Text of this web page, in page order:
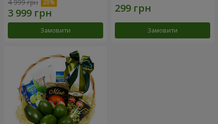
4 999 грн
Замовити Замовити